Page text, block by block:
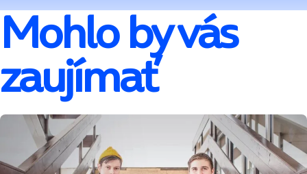
Mohlo by vás
zaujímať